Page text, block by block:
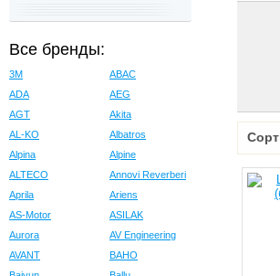
Все бренды:
3M
ABAC
ADA
AEG
AGT
Akita
AL-KO
Albatros
Alpina
Alpine
ALTECO
Annovi Reverberi
Aprila
Ariens
AS-Motor
ASILAK
Aurora
AV Engineering
AVANT
BAHO